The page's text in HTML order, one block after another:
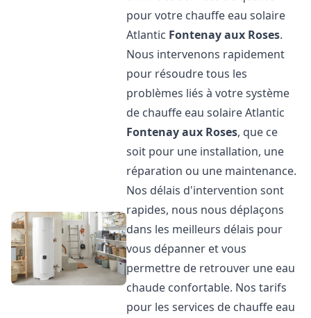
pour votre chauffe eau solaire
Atlantic Fontenay aux Roses.
Nous intervenons rapidement
pour résoudre tous les
problèmes liés à votre système
de chauffe eau solaire Atlantic
Fontenay aux Roses, que ce
soit pour une installation, une
réparation ou une maintenance.
Nos délais d'intervention sont
rapides, nous nous déplaçons
dans les meilleurs délais pour
vous dépanner et vous
permettre de retrouver une eau
chaude confortable. Nos tarifs
pour les services de chauffe eau